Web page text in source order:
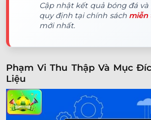
Cập nhật kết quả bóng đá
quy định tại chính sách miễn
mới nhất.
Phạm Vi Thu Thập Và Mục
Liệu